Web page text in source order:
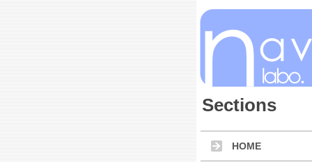
Sections
HOME